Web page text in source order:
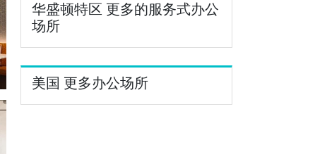
华盛顿特区 更多的服务式办公
场所
美国 更多办公场所